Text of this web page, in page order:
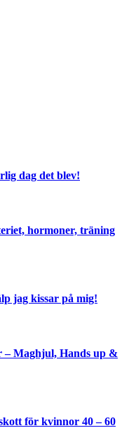
dag det blev!
hormoner, träning
jag kissar på mig!
– Maghjul, Hands up &
för kvinnor 40 – 60